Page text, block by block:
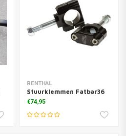
RENTHAL
Stuurklemmen Fatbar36
€74,95